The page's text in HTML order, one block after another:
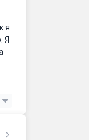
я
Я